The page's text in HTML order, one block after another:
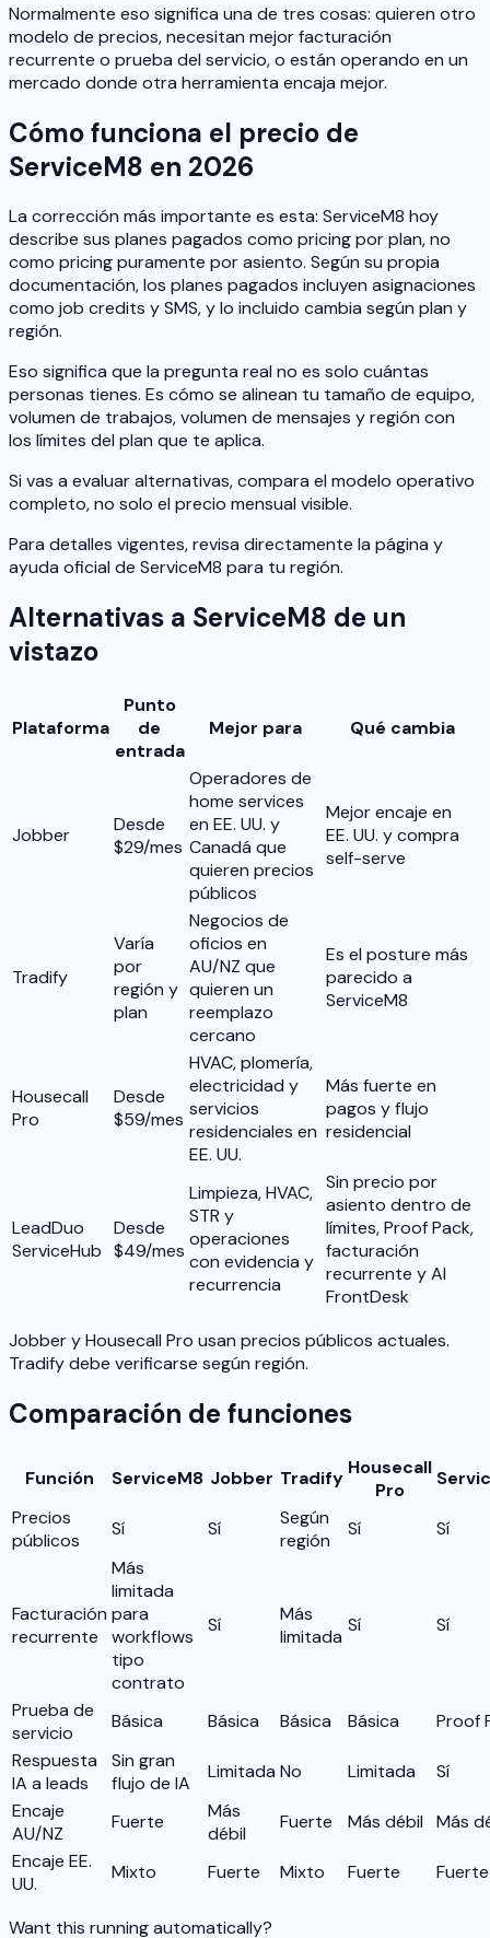
Normalmente eso significa una de tres cosas: quieren otro
modelo de precios, necesitan mejor facturación
recurrente o prueba del servicio, o están operando en un
mercado donde otra herramienta encaja mejor.
Cómo funciona el precio de
ServiceM8 en 2026
La corrección más importante es esta: ServiceM8 hoy
describe sus planes pagados como pricing por plan, no
como pricing puramente por asiento. Según su propia
documentación, los planes pagados incluyen asignaciones
como job credits y SMS, y lo incluido cambia según plan y
región.
Eso significa que la pregunta real no es solo cuántas
personas tienes. Es cómo se alinean tu tamaño de equipo,
volumen de trabajos, volumen de mensajes y región con
los límites del plan que te aplica.
Si vas a evaluar alternativas, compara el modelo operativo
completo, no solo el precio mensual visible.
Para detalles vigentes, revisa directamente la página y
ayuda oficial de ServiceM8 para tu región.
Alternativas a ServiceM8 de un
vistazo
Plataforma
Punto
de
entrada
Mejor para Qué cambia
Jobber
Desde
$29/mes
Operadores de
home services
en EE. UU. y
Canadá que
quieren precios
públicos
Mejor encaje en
EE. UU. y compra
self-serve
Tradify
Varía
por
región y
plan
Negocios de
oficios en
AU/NZ que
quieren un
reemplazo
cercano
Es el posture más
parecido a
ServiceM8
Housecall
Pro
Desde
$59/mes
HVAC, plomería,
electricidad y
servicios
residenciales en
EE. UU.
Más fuerte en
pagos y flujo
residencial
LeadDuo
ServiceHub
Desde
$49/mes
Limpieza, HVAC,
STR y
operaciones
con evidencia y
recurrencia
Sin precio por
asiento dentro de
límites, Proof Pack,
facturación
recurrente y AI
FrontDesk
Jobber y Housecall Pro usan precios públicos actuales.
Tradify debe verificarse según región.
Comparación de funciones
Función ServiceM8 Jobber Tradify Housecall
Pro
Precios
públicos
Sí Sí
Según
región
Sí Sí
Facturación
recurrente
Más
limitada
para
workflows
tipo
contrato
Sí
Más
limitada
Sí Sí
Prueba de
servicio
Básica Básica Básica Básica
Proof
Respuesta
IA a leads
Sin gran
flujo de IA
Limitada No Limitada
Sí
Encaje
AU/NZ
Fuerte
Más
débil
Fuerte Más débil
Más
Encaje EE.
UU.
Mixto Fuerte Mixto Fuerte Fuerte
Want this running automatically?